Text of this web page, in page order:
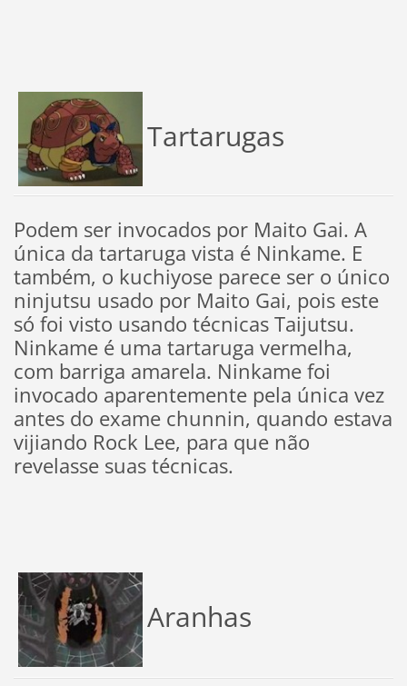
Tartarugas
Podem ser invocados por Maito Gai. A
única da tartaruga vista é Ninkame. E
também, o kuchiyose parece ser o único
ninjutsu usado por Maito Gai, pois este
só foi visto usando técnicas Taijutsu.
Ninkame é uma tartaruga vermelha,
com barriga amarela. Ninkame foi
invocado aparentemente pela única vez
antes do exame chunnin, quando estava
vijiando Rock Lee, para que não
revelasse suas técnicas.
Aranhas